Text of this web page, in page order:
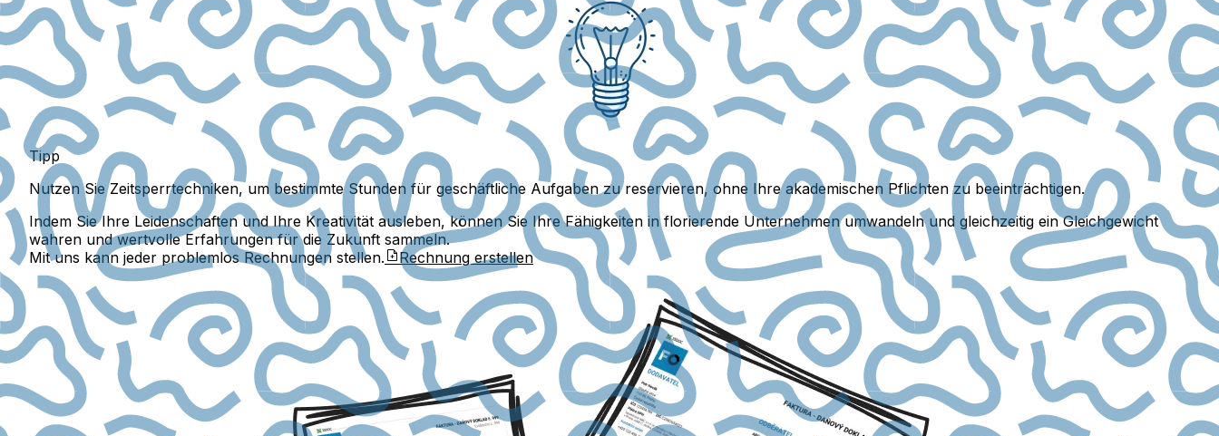
Tipp
Nutzen Sie Zeitsperrtechniken, um bestimmte Stunden für geschäftliche Aufgaben zu reservieren, ohne Ihre akademischen Pflichten zu beeinträchtigen.
Indem Sie Ihre Leidenschaften und Ihre Kreativität ausleben, können Sie Ihre Fähigkeiten in florierende Unternehmen umwandeln und gleichzeitig ein Gleichgewicht
wahren und wertvolle Erfahrungen für die Zukunft sammeln.
Mit uns kann jeder problemlos Rechnungen stellen.
Rechnung erstellen